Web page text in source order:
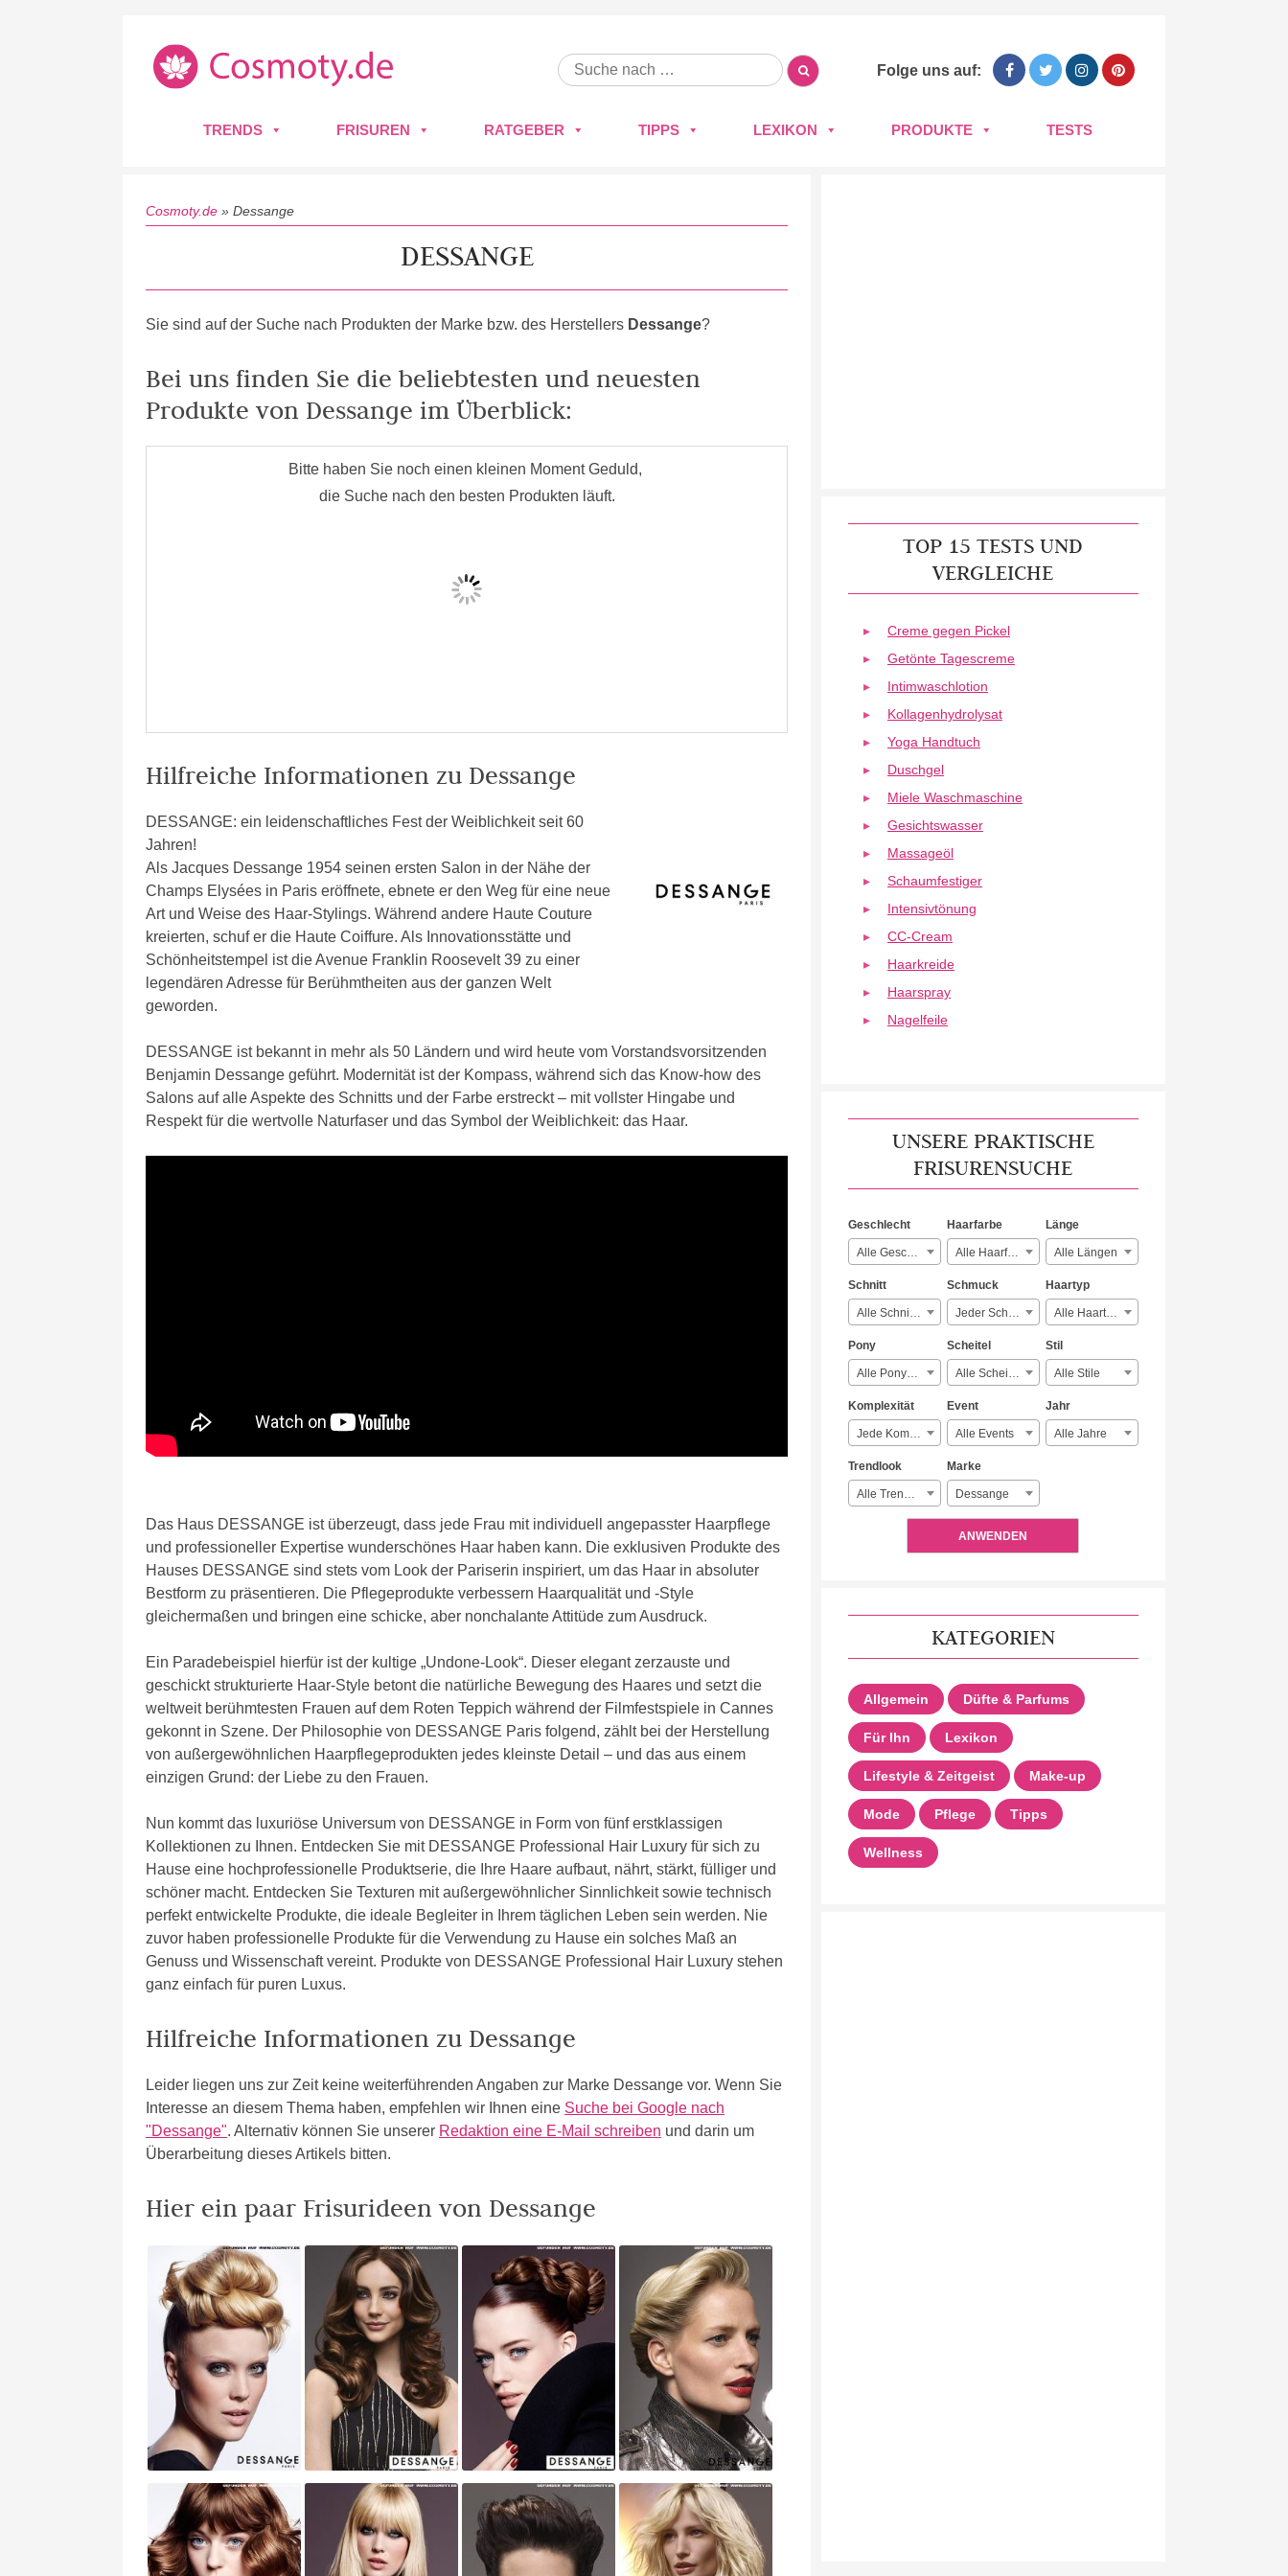
Folge uns auf:
TRENDS FRISUREN RATGEBER TIPPS LEXIKON PRODUKTE TESTS
Cosmoty.de » Dessange
DESSANGE
Sie sind auf der Suche nach Produkten der Marke bzw. des Herstellers Dessange?
Bei uns finden Sie die beliebtesten und neuesten
Produkte von Dessange im Überblick:
Hilfreiche Informationen zu Dessange
DESSANGE: ein leidenschaftliches Fest der Weiblichkeit seit 60
Jahren!
Als Jacques Dessange 1954 seinen ersten Salon in der Nähe der
Champs Elysées in Paris eröffnete, ebnete er den Weg für eine neue
Art und Weise des Haar-Stylings. Während andere Haute Couture
kreierten, schuf er die Haute Coiffure. Als Innovationsstätte und
Schönheitstempel ist die Avenue Franklin Roosevelt 39 zu einer
legendären Adresse für Berühmtheiten aus der ganzen Welt
geworden.
DESSANGE ist bekannt in mehr als 50 Ländern und wird heute vom Vorstandsvorsitzenden
Benjamin Dessange geführt. Modernität ist der Kompass, während sich das Know-how des
Salons auf alle Aspekte des Schnitts und der Farbe erstreckt – mit vollster Hingabe und
Respekt für die wertvolle Naturfaser und das Symbol der Weiblichkeit: das Haar.
Das Haus DESSANGE ist überzeugt, dass jede Frau mit individuell angepasster Haarpflege
und professioneller Expertise wunderschönes Haar haben kann. Die exklusiven Produkte des
Hauses DESSANGE sind stets vom Look der Pariserin inspiriert, um das Haar in absoluter
Bestform zu präsentieren. Die Pflegeprodukte verbessern Haarqualität und -Style
gleichermaßen und bringen eine schicke, aber nonchalante Attitüde zum Ausdruck.
Ein Paradebeispiel hierfür ist der kultige „Undone-Look“. Dieser elegant zerzauste und
geschickt strukturierte Haar-Style betont die natürliche Bewegung des Haares und setzt die
weltweit berühmtesten Frauen auf dem Roten Teppich während der Filmfestspiele in Cannes
gekonnt in Szene. Der Philosophie von DESSANGE Paris folgend, zählt bei der Herstellung
von außergewöhnlichen Haarpflegeprodukten jedes kleinste Detail – und das aus einem
einzigen Grund: der Liebe zu den Frauen.
Nun kommt das luxuriöse Universum von DESSANGE in Form von fünf erstklassigen
Kollektionen zu Ihnen. Entdecken Sie mit DESSANGE Professional Hair Luxury für sich zu
Hause eine hochprofessionelle Produktserie, die Ihre Haare aufbaut, nährt, stärkt, fülliger und
schöner macht. Entdecken Sie Texturen mit außergewöhnlicher Sinnlichkeit sowie technisch
perfekt entwickelte Produkte, die ideale Begleiter in Ihrem täglichen Leben sein werden. Nie
zuvor haben professionelle Produkte für die Verwendung zu Hause ein solches Maß an
Genuss und Wissenschaft vereint. Produkte von DESSANGE Professional Hair Luxury stehen
ganz einfach für puren Luxus.
Hilfreiche Informationen zu Dessange
Leider liegen uns zur Zeit keine weiterführenden Angaben zur Marke Dessange vor. Wenn Sie
Interesse an diesem Thema haben, empfehlen wir Ihnen eine Suche bei Google nach
"Dessange". Alternativ können Sie unserer Redaktion eine E-Mail schreiben und darin um
Überarbeitung dieses Artikels bitten.
Hier ein paar Frisurideen von Dessange
TOP 15 TESTS UND
VERGLEICHE
Creme gegen Pickel
Getönte Tagescreme
Intimwaschlotion
Kollagenhydrolysat
Yoga Handtuch
Duschgel
Miele Waschmaschine
Gesichtswasser
Massageöl
Schaumfestiger
Intensivtönung
CC-Cream
Haarkreide
Haarspray
Nagelfeile
UNSERE PRAKTISCHE
FRISURENSUCHE
Geschlecht
Alle Geschlechter
Haarfarbe
Alle Haarfarben
Länge
Alle Längen
Schnitt
Alle Schnitte
Schmuck
Jeder Schmuck
Haartyp
Alle Haartypen
Pony
Alle Ponyarten
Scheitel
Alle Scheitelarten
Stil
Alle Stile
Komplexität
Jede Komplexität
Event
Alle Events
Jahr
Alle Jahre
Trendlook
Alle Trendlooks
Marke
Dessange
ANWENDEN
KATEGORIEN
Allgemein Düfte & Parfums
Für Ihn Lexikon
Lifestyle & Zeitgeist Make-up
Mode Pflege Tipps
Wellness